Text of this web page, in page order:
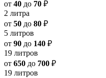
от 40 до 70 ₽
2 литра
от 50 до 80 ₽
5 литров
от 90 до 140 ₽
19 литров
от 650 до 700 ₽
19 литров